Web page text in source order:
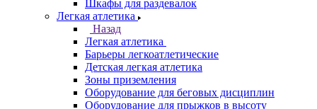
Шкафы для раздевалок
Легкая атлетика
Назад
Легкая атлетика
Барьеры легкоатлетические
Детская легкая атлетика
Зоны приземления
Оборудование для беговых дисциплин
Оборудование для прыжков в высоту